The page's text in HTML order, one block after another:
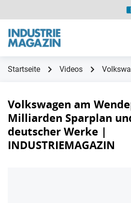
Startseite Videos
Volkswagen am
Milliarden Sparplan
deutscher Werke |
INDUSTRIEMAGAZIN